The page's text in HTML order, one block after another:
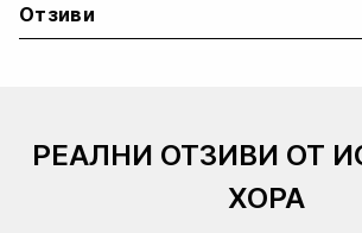
Отзиви
РЕАЛНИ ОТЗИВИ ОТ
ХОРА